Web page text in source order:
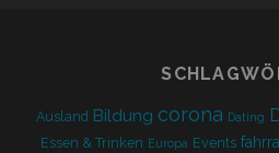
Ausland Bildung corona Dating
Essen & Trinken Europa Events